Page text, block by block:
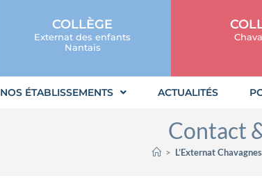
COLLÈGE
Externat des enfants
Nantais
NOS ÉTABLISSEMENTS ACTUALITÉS
Contact
> L’Externat Chavagnes